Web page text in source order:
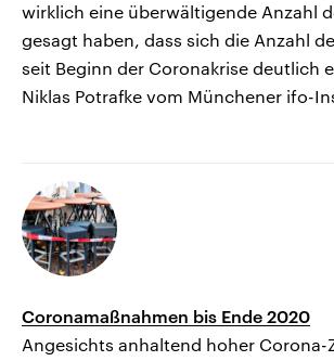
wirklich eine überwältigende Anzahl
gesagt haben, dass sich die Anzahl
seit Beginn der Coronakrise deutlich
Niklas Potrafke vom Münchener ifo-
Coronamaßnahmen bis Ende 2020
Angesichts anhaltend hoher Corona-